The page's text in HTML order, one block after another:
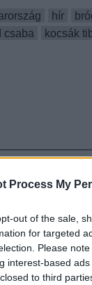
Process My
out of the sale,
for targeted
Please
interest-based
to third
hír
csaba kocsák